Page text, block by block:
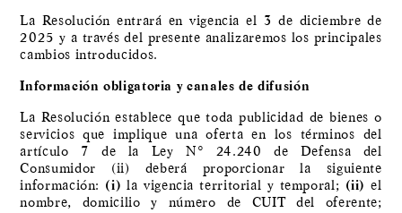
La Resolución entrará en vigencia el 3 de diciembre de
2025 y a través del presente analizaremos los principales
cambios introducidos.
Información obligatoria y canales de difusión
La Resolución establece que toda publicidad de bienes o
servicios que implique una oferta en los términos del
artículo 7 de la Ley N° 24.240 de Defensa del
Consumidor (ii) deberá proporcionar la siguiente
información: (i) la vigencia territorial y temporal; (ii) el
nombre, domicilio y número de CUIT del oferente;